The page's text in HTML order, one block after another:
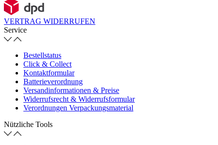
VERTRAG WIDERRUFEN
Service
Bestellstatus
Click & Collect
Kontaktformular
Batterieverordnung
Versandinformationen & Preise
Widerrufsrecht & Widerrufsformular
Verordnungen Verpackungsmaterial
Nützliche Tools